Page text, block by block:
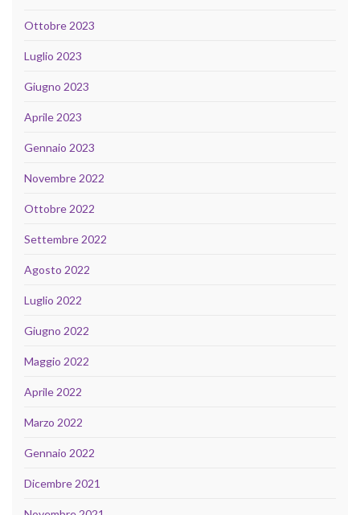
Ottobre 2023
Luglio 2023
Giugno 2023
Aprile 2023
Gennaio 2023
Novembre 2022
Ottobre 2022
Settembre 2022
Agosto 2022
Luglio 2022
Giugno 2022
Maggio 2022
Aprile 2022
Marzo 2022
Gennaio 2022
Dicembre 2021